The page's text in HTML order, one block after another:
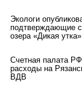
Экологи
подтверждающие
озера «Дикая утка»
Счетная палата
расходы на
ВДВ